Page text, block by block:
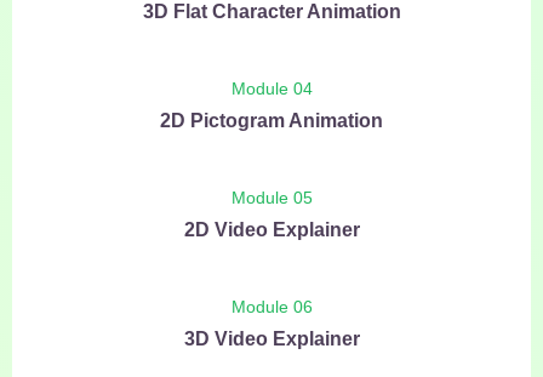
3D Flat Character Animation
Module 04
2D Pictogram Animation
Module 05
2D Video Explainer
Module 06
3D Video Explainer